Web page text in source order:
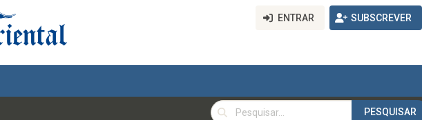
ENTRAR SUBSCREVER
PESQUISAR
PESQUISAR